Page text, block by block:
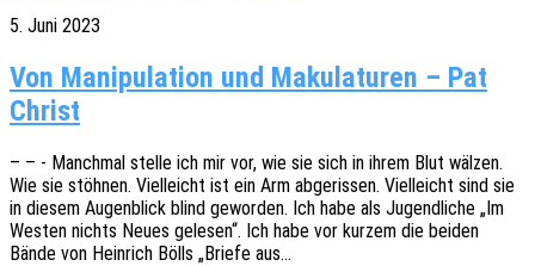
5. Juni 2023
Von Manipulation und Makulaturen – Pat
Christ
– – - Manch­mal stelle ich mir vor, wie sie sich in ihrem Blut wälzen.
Wie sie stöh­nen. Viel­leicht ist ein Arm abge­ris­sen. Viel­leicht sind sie
in diesem Augen­blick blind gewor­den. Ich habe als Jugend­li­che „Im
Westen nichts Neues gele­sen“. Ich habe vor kurzem die beiden
Bände von Hein­rich Bölls „Briefe aus…